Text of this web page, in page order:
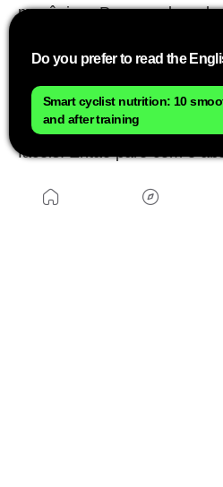
mecânico. Porque ele
sabe que é mentira, e
debate. Apesar disso,
engane, diga-lhe a
ele é o seu mecânico. Se
informações, seu trabalho
fáceis. Então pare com o
Do you prefer to read the
Smart cyclist nutrition: 10
and after training